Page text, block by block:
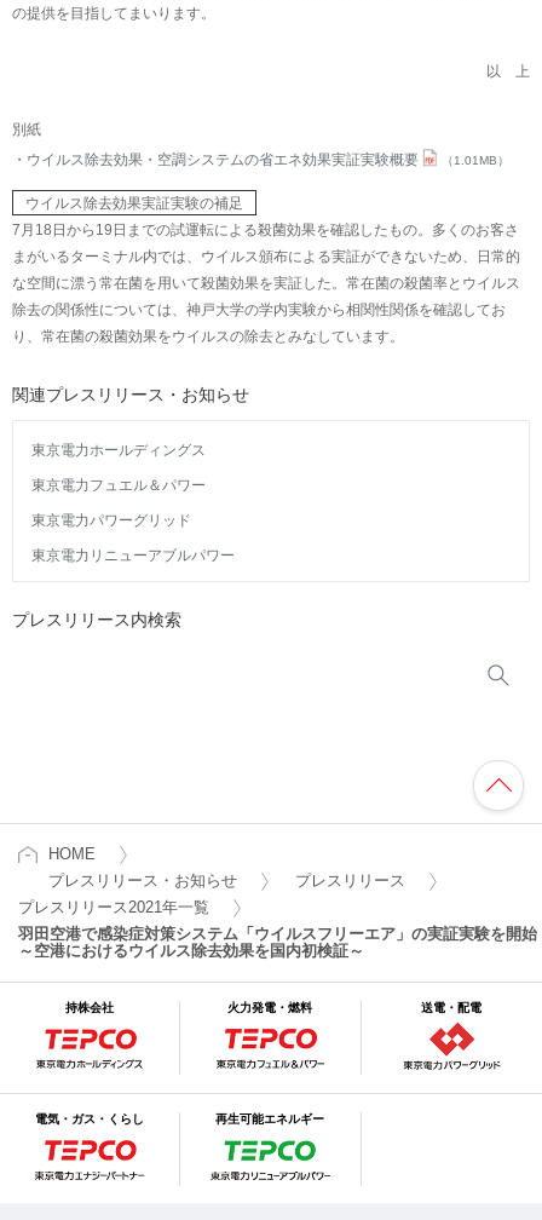
の提供を目指してまいります。
以 上
別紙
ウイルス除去効果・空調システムの省エネ効果実証実験概要
（1.01MB）
ウイルス除去効果実証実験の補足
7月18日から19日までの試運転による殺菌効果を確認したもの。多くのお客さ
まがいるターミナル内では、ウイルス頒布による実証ができないため、日常的
な空間に漂う常在菌を用いて殺菌効果を実証した。常在菌の殺菌率とウイルス
除去の関係性については、神戸大学の学内実験から相関性関係を確認してお
り、常在菌の殺菌効果をウイルスの除去とみなしています。
関連プレスリリース・お知らせ
東京電力ホールディングス
東京電力フュエル＆パワー
東京電力パワーグリッド
東京電力リニューアブルパワー
プレスリリース内検索
HOME
プレスリリース・お知らせ
プレスリリース
プレスリリース2021年一覧
羽田空港で感染症対策システム「ウイルスフリーエア」の実証実験を開始
～空港におけるウイルス除去効果を国内初検証～
持株会社 火力発電・燃料 送電・配電
電気・ガス・くらし 再生可能エネルギー